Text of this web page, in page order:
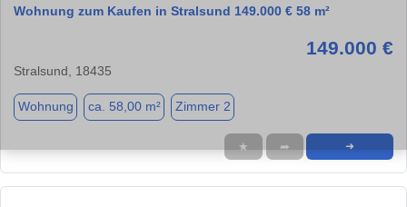
Wohnung zum Kaufen in Stralsund 149.000 € 58 m²
149.000 €
Stralsund, 18435
Wohnung ca. 58,00 m² Zimmer 2
★ ➦ ➜